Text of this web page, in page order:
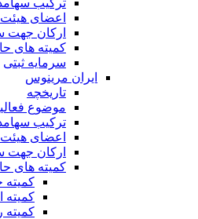
ترکیب
اعضای
ارکان جهت
کمیته های
سرمایه ثبتی
ایران مرینوس
تاریخچه
موضوع
ترکیب
اعضای
ارکان جهت
کمیته های
کمیته